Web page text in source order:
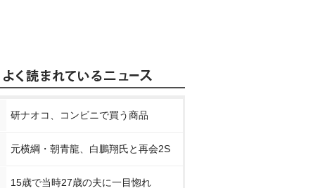
研ナオコ、コンビニで買う商品
元横綱・朝青龍、白鵬翔氏と再会2S
15歳で当時27歳の夫に一目惚れ